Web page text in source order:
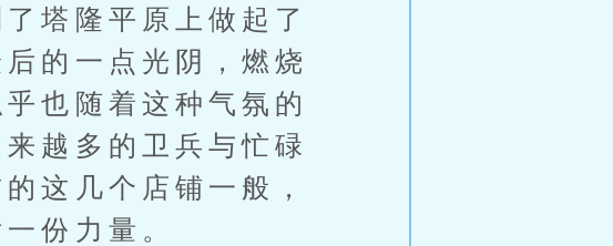
塔隆平原上做起了
的一点光阴，燃烧
也随着这种气氛的
越多的卫兵与忙碌
这几个店铺一般，
份力量。